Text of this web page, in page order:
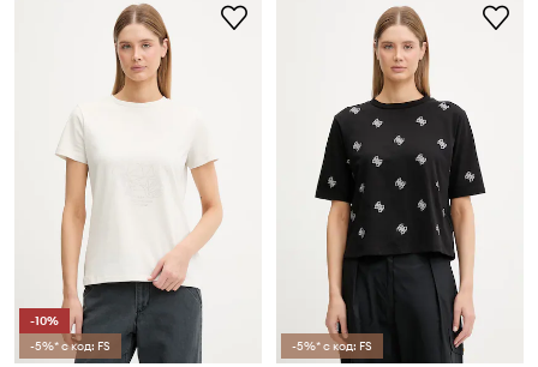
-10%
-5%* с код: FS
-5%* с код: FS